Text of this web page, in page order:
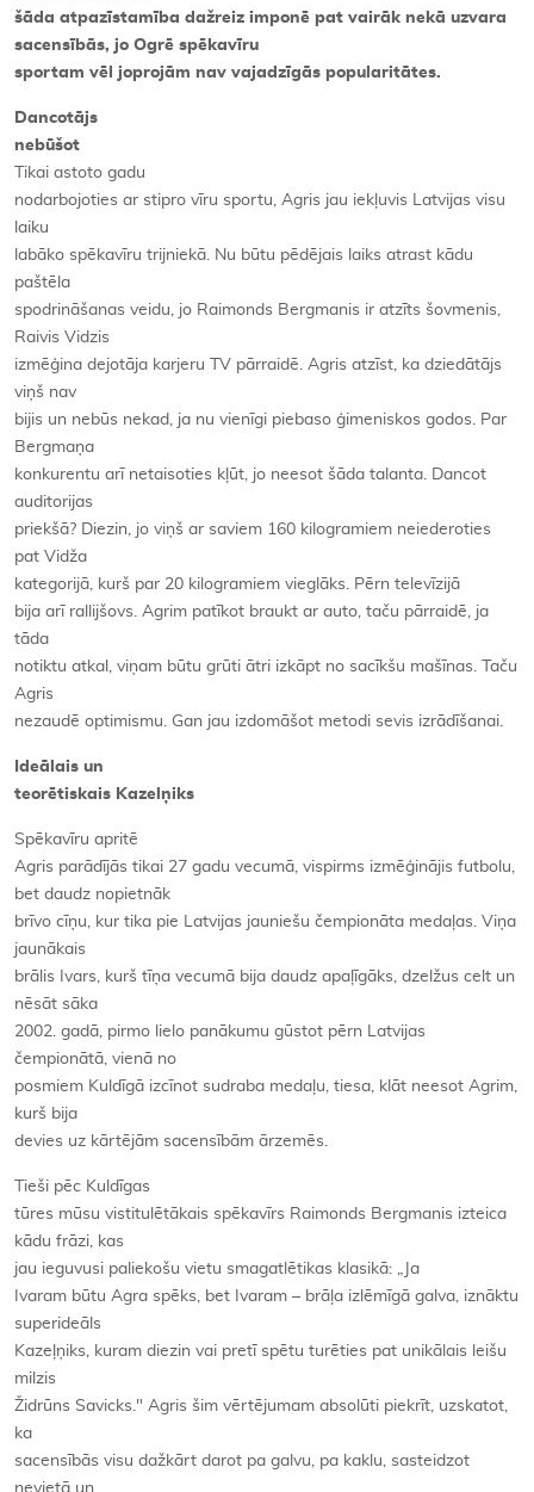
šāda atpazīstamība dažreiz imponē pat vairāk nekā uzvara
sacensībās, jo Ogrē spēkavīru
sportam vēl joprojām nav vajadzīgās popularitātes.
Dancotājs
nebūšot
Tikai astoto gadu
nodarbojoties ar stipro vīru sportu, Agris jau iekļuvis Latvijas visu
laiku
labāko spēkavīru trijniekā. Nu būtu pēdējais laiks atrast kādu
paštēla
spodrināšanas veidu, jo Raimonds Bergmanis ir atzīts šovmenis,
Raivis Vidzis
izmēģina dejotāja karjeru TV pārraidē. Agris atzīst, ka dziedātājs
viņš nav
bijis un nebūs nekad, ja nu vienīgi piebaso ģimeniskos godos. Par
Bergmaņa
konkurentu arī netaisoties kļūt, jo neesot šāda talanta. Dancot
auditorijas
priekšā? Diezin, jo viņš ar saviem 160 kilogramiem neiederoties
pat Vidža
kategorijā, kurš par 20 kilogramiem vieglāks. Pērn televīzijā
bija arī rallijšovs. Agrim patīkot braukt ar auto, taču pārraidē, ja
tāda
notiktu atkal, viņam būtu grūti ātri izkāpt no sacīkšu mašīnas. Taču
Agris
nezaudē optimismu. Gan jau izdomāšot metodi sevis izrādīšanai.
Ideālais un
teorētiskais Kazelņiks
Spēkavīru apritē
Agris parādījās tikai 27 gadu vecumā, vispirms izmēģinājis futbolu,
bet daudz nopietnāk
brīvo cīņu, kur tika pie Latvijas jauniešu čempionāta medaļas. Viņa
jaunākais
brālis Ivars, kurš tīņa vecumā bija daudz apaļīgāks, dzelžus celt un
nēsāt sāka
2002. gadā, pirmo lielo panākumu gūstot pērn Latvijas
čempionātā, vienā no
posmiem Kuldīgā izcīnot sudraba medaļu, tiesa, klāt neesot Agrim,
kurš bija
devies uz kārtējām sacensībām ārzemēs.
Tieši pēc Kuldīgas
tūres mūsu vistitulētākais spēkavīrs Raimonds Bergmanis izteica
kādu frāzi, kas
jau ieguvusi paliekošu vietu smagatlētikas klasikā: „Ja
Ivaram būtu Agra spēks, bet Ivaram – brāļa izlēmīgā galva, iznāktu
superideāls
Kazeļņiks, kuram diezin vai pretī spētu turēties pat unikālais leišu
milzis
Židrūns Savicks." Agris šim vērtējumam absolūti piekrīt, uzskatot,
ka
sacensībās visu dažkārt darot pa galvu, pa kaklu, sasteidzot
nevietā un